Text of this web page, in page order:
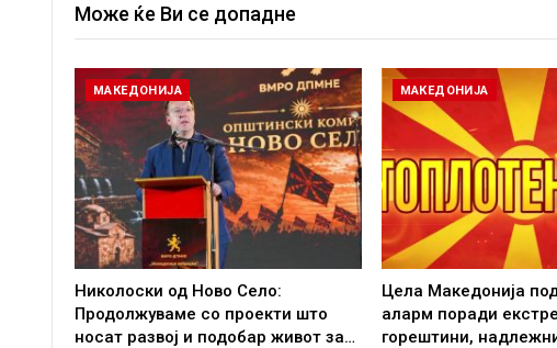
Може ќе Ви се допадне
МАКЕДОНИЈА
Николоски од Ново Село:
Продолжуваме со проекти што
носат развој и подобар живот за…
МАКЕДОНИЈА
Цела Македонија
аларм поради
горештини,